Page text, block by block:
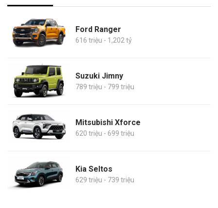
Ford Ranger
616 triệu - 1,202 tỷ
Suzuki Jimny
789 triệu - 799 triệu
Mitsubishi Xforce
620 triệu - 699 triệu
Kia Seltos
629 triệu - 739 triệu